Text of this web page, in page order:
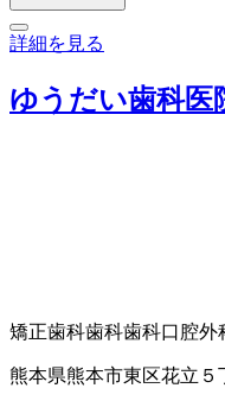
詳細を見る
ゆうだい歯科医
矯正歯科歯科歯科口腔外
熊本県熊本市東区花立５